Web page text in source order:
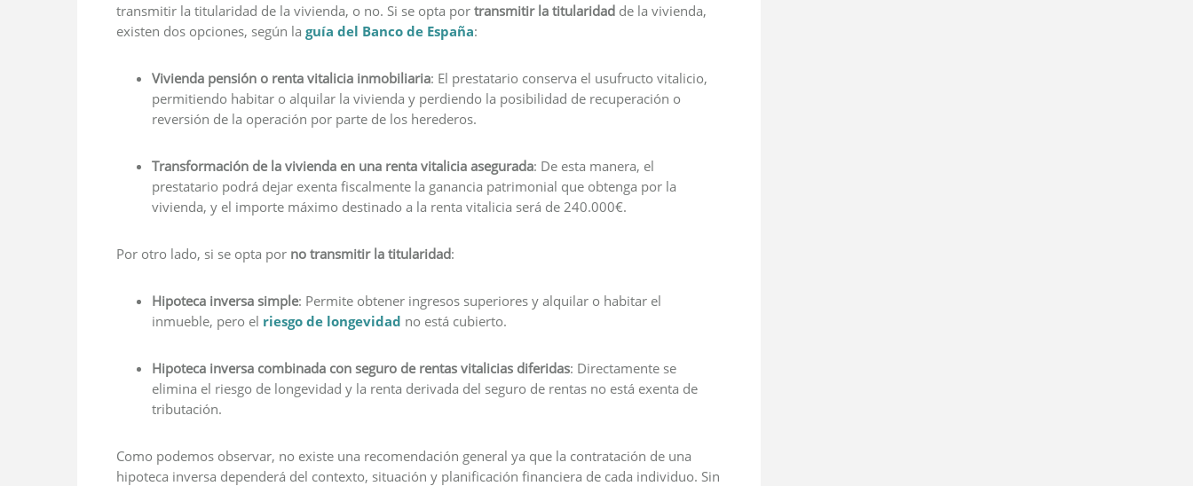
transmitir la titularidad de la vivienda, o no. Si se opta por transmitir la titularidad de la vivienda,
existen dos opciones, según la guía del Banco de España:
Vivienda pensión o renta vitalicia inmobiliaria: El prestatario conserva el usufructo vitalicio,
permitiendo habitar o alquilar la vivienda y perdiendo la posibilidad de recuperación o
reversión de la operación por parte de los herederos.
Transformación de la vivienda en una renta vitalicia asegurada: De esta manera, el
prestatario podrá dejar exenta fiscalmente la ganancia patrimonial que obtenga por la
vivienda, y el importe máximo destinado a la renta vitalicia será de 240.000€.
Por otro lado, si se opta por no transmitir la titularidad:
Hipoteca inversa simple: Permite obtener ingresos superiores y alquilar o habitar el
inmueble, pero el riesgo de longevidad no está cubierto.
Hipoteca inversa combinada con seguro de rentas vitalicias diferidas: Directamente se
elimina el riesgo de longevidad y la renta derivada del seguro de rentas no está exenta de
tributación.
Como podemos observar, no existe una recomendación general ya que la contratación de una
hipoteca inversa dependerá del contexto, situación y planificación financiera de cada individuo. Sin